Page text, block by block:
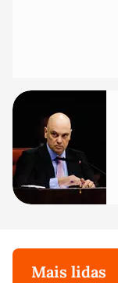
Mais lidas